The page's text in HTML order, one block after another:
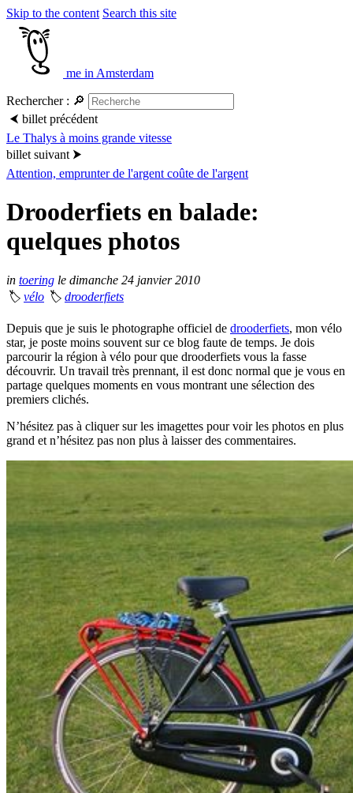
Skip to the content Search this site
me in Amsterdam
Rechercher : 🔎
⮜ billet précédent
Le Thalys à moins grande vitesse
billet suivant ⮞
Attention, emprunter de l'argent coûte de l'argent
Drooderfiets en balade:
quelques photos
in toering le dimanche 24 janvier 2010
🏷 vélo 🏷 drooderfiets
Depuis que je suis le photographe officiel de drooderfiets, mon vélo
star, je poste moins souvent sur ce blog faute de temps. Je dois
parcourir la région à vélo pour que drooderfiets vous la fasse
découvrir. Un travail très prennant, il est donc normal que je vous en
partage quelques moments en vous montrant une sélection des
premiers clichés.
N’hésitez pas à cliquer sur les imagettes pour voir les photos en plus
grand et n’hésitez pas non plus à laisser des commentaires.